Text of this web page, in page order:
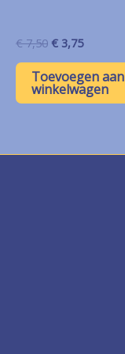
€7,50 Oorspronkelijke
was:
€ 7,50.
€ 3,75Huidige
is:
€ 3,75.
Toevoegen aan
winkelwagen